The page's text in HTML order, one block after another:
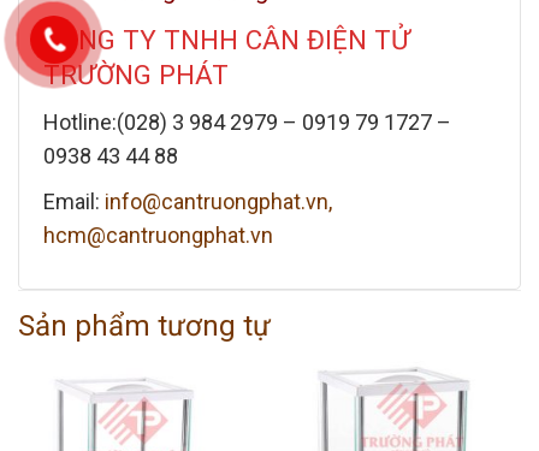
CÔNG TY TNHH CÂN ĐIỆN TỬ
TRƯỜNG PHÁT
Hotline:(028) 3 984 2979 – 0919 79 1727 –
0938 43 44 88
Email: info@cantruongphat.vn,
hcm@cantruongphat.vn
Sản phẩm tương tự